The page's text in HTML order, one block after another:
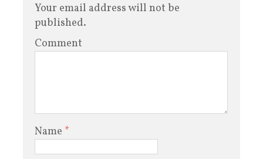
Your email address will not be
published.
Comment
Name *